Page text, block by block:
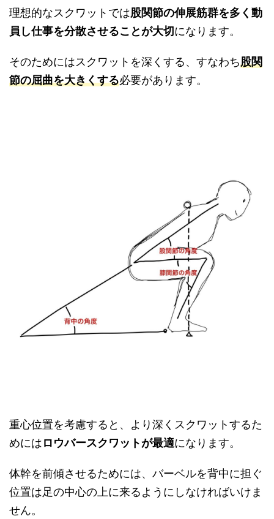
理想的なスクワットでは股関節の伸展筋群を多く動
員し仕事を分散させることが大切になります。
そのためにはスクワットを深くする、すなわち股関
節の屈曲を大きくする必要があります。
重心位置を考慮すると、より深くスクワットするた
めにはロウバースクワットが最適になります。
体幹を前傾させるためには、バーベルを背中に担ぐ
位置は足の中心の上に来るようにしなければいけま
せん。